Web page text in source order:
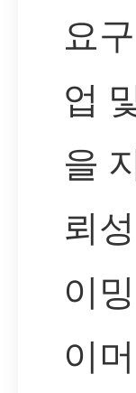
요
업
을
뢰
이
이